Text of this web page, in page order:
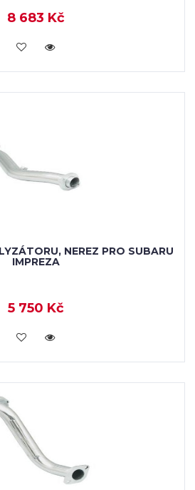
8 683 Kč
KOUPIT
NEREZ PRO SUBARU
IMPREZA
5 750 Kč
KOUPIT